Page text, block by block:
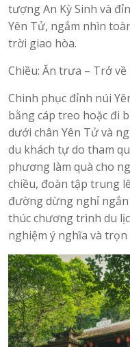
tượng An Kỳ Sinh và
Yên Tử, ngắm nhìn
trời giao hòa.
Chiều: Ăn trưa – Trở về
Chinh phục đỉnh núi
bằng cáp treo hoặc đi
dưới chân Yên Tử và
du khách tự do tham
phương làm quà cho
chiều, đoàn tập trung
đường dừng nghỉ
thúc chương trình du
nghiệm ý nghĩa và trọn